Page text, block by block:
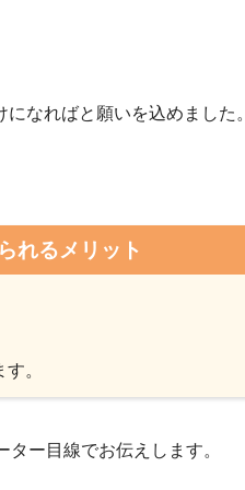
なればと願いを込めました。
れるメリット
。
ー目線でお伝えします。